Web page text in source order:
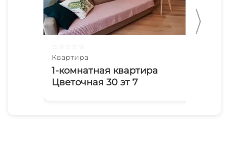
Квартира
1-комнатная квартира
Цветочная 30 эт 7